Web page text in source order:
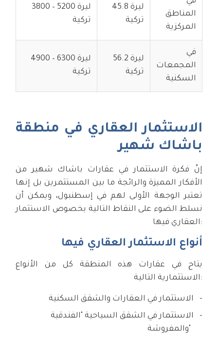
المناطق
المركزية
45.8 ليرة
تركية
3800 – 5200 ليرة
تركية
في
المجمعات
السكنية
56.2 ليرة
تركية
4900 – 6300 ليرة
تركية
الاستثمار العقاري في منطقة
باشاك شهير
إنّ فكرة الاستثمار في عقارات باشاك شهير من
الأفكار المميزة والرائجة ما بين المستثمرين بل إنها
تعتبر الوجهة الأولى لهم في إسطنبول، ويمكن أن
نسلط الضوء على النقاط التالية بخصوص الاستثمار
العقاري فيها:
أنواع الاستثمار العقاري فيها
يتاح في عقارات هذه المنطقة كل من الأنواع
الاستثمارية التالية:
الاستثمار في العقارات والشقق السكنية
الاستثمار في الشقق السياحية "الفندقية
والمفروشة"